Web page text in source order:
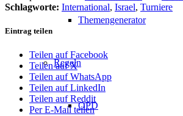
Themengenerator
Regeln
OPD
Schlagworte: International, Israel, Turniere
Eintrag teilen
Teilen auf Facebook
Teilen auf X
Teilen auf WhatsApp
Teilen auf LinkedIn
Teilen auf Reddit
Per E-Mail teilen